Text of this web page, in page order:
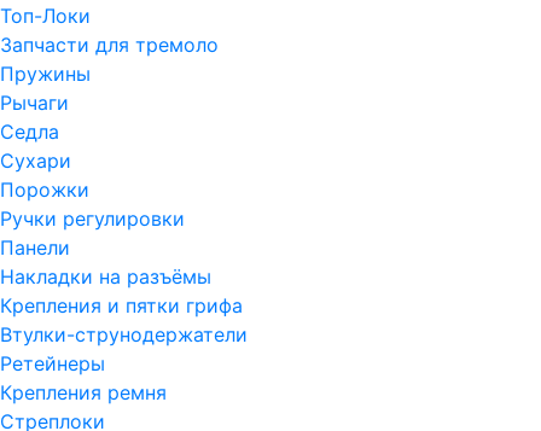
Топ-Локи
Запчасти для тремоло
Пружины
Рычаги
Седла
Сухари
Порожки
Ручки регулировки
Панели
Накладки на разъёмы
Крепления и пятки грифа
Втулки-струнодержатели
Ретейнеры
Крепления ремня
Стреплоки